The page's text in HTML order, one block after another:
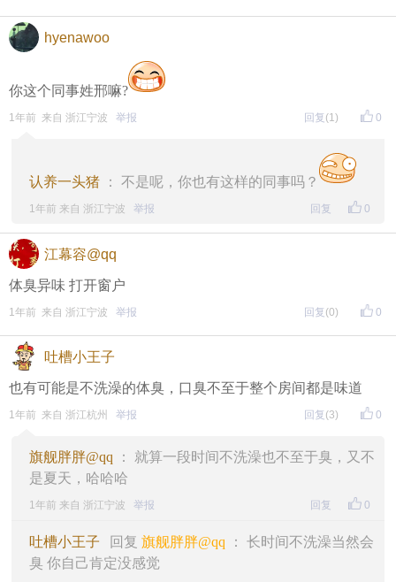
hyenawoo
你这个同事姓邢嘛?
0
1年前 来自 浙江宁波 举报 回复 (1)
认养一头猪 ： 不是呢，你也有这样的同事吗？
0
1年前 来自 浙江宁波 举报 回复
江幕容@qq
体臭异味 打开窗户
0
1年前 来自 浙江宁波 举报 回复 (0)
吐槽小王子
也有可能是不洗澡的体臭，口臭不至于整个房间都是味道
0
1年前 来自 浙江杭州 举报 回复 (3)
旗舰胖胖@qq ： 就算一段时间不洗澡也不至于臭，又不
是夏天，哈哈哈
0
1年前 来自 浙江宁波 举报 回复
吐槽小王子 回复 旗舰胖胖@qq ： 长时间不洗澡当然会
臭 你自己肯定没感觉